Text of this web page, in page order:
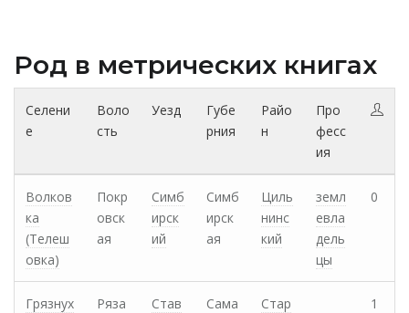
Род в метрических книгах
Селени
е
Воло
сть
Уезд
Губе
рния
Райо
н
Про
фесс
ия
Волков
ка
(Телеш
овка)
Покр
овск
ая
Симб
ирск
ий
Симб
ирск
ая
Циль
нинс
кий
земл
евла
дель
цы
0
Грязнух
Ряза
Став
Сама
Стар
1